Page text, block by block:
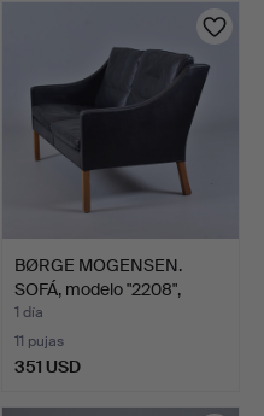
BØRGE MOGENSEN.
SOFÁ, modelo "2208",
tapiz…
1 día
11 pujas
351 USD